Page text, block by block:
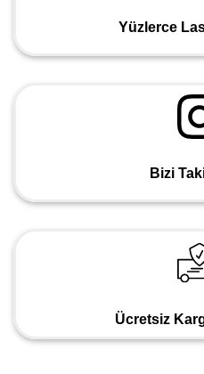
Yüzlerce
Bizi
Ücretsiz